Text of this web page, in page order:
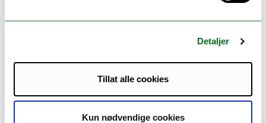
Detaljer
Tillat alle cookies
Kun nødvendige cookies
Men ikke alle land er like godt forberedt
for solstormer. Noen steder i USA har de
regnet ut at strømmen vil være borte i 17
år, om en 100-årshendelse rammer.